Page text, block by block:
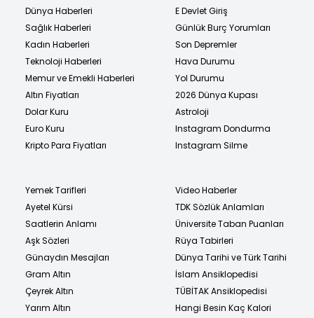
Dünya Haberleri
Sağlık Haberleri
Kadın Haberleri
Teknoloji Haberleri
Memur ve Emekli Haberleri
Altın Fiyatları
Dolar Kuru
Euro Kuru
Kripto Para Fiyatları
E Devlet Giriş
Günlük Burç Yorumları
Son Depremler
Hava Durumu
Yol Durumu
2026 Dünya Kupası
Astroloji
Instagram Dondurma
Instagram Silme
Yemek Tarifleri
Ayetel Kürsi
Saatlerin Anlamı
Aşk Sözleri
Günaydın Mesajları
Gram Altın
Çeyrek Altın
Yarım Altın
Video Haberler
TDK Sözlük Anlamları
Üniversite Taban Puanları
Rüya Tabirleri
Dünya Tarihi ve Türk Tarihi
İslam Ansiklopedisi
TÜBİTAK Ansiklopedisi
Hangi Besin Kaç Kalori